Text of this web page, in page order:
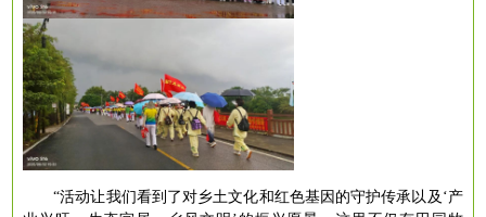
“活动让我们看到了对乡土文化和红色基因的守护传承以及‘产